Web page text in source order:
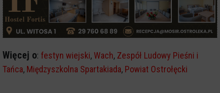
Więcej o: festyn wiejski, Wach, Zespół Ludowy Pieśni i
Tańca, Międzyszkolna Spartakiada, Powiat Ostrołęcki